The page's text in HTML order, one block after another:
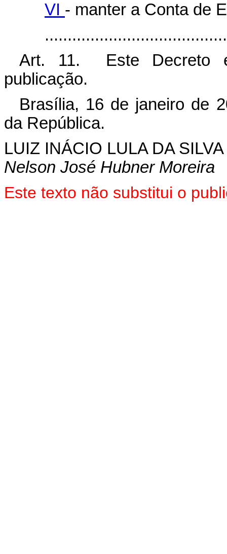
VI - manter a Conta de
Art. 11. Este Decreto
publicação.
Brasília, 16 de janeiro de
da República.
LUIZ INÁCIO LULA DA SILVA
Nelson José Hubner Moreira
Este texto não substitui o